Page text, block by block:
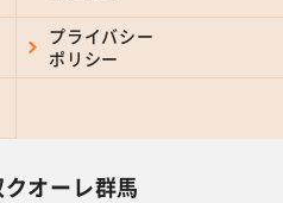
プライバシー
ポリシー
オーレ群馬